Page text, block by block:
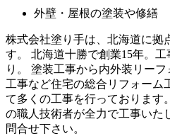
外壁・屋根の塗装や修繕
株式会社塗り手は、北海道に拠
す。 北海道十勝で創業15年。
り。 塗装工事から内外装リー
工事など住宅の総合リフォーム
て多くの工事を行っております
の職人技術者が全力で工事いた
問合せ下さい。